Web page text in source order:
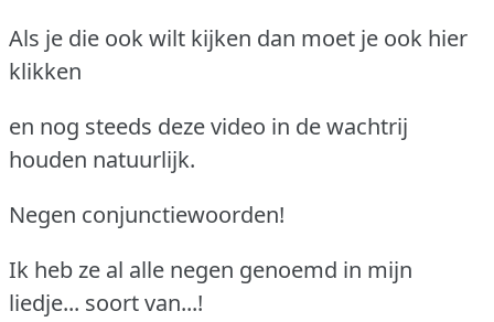
Als je die ook wilt kijken dan moet je ook hier
klikken
en nog steeds deze video in de wachtrij
houden natuurlijk.
Negen conjunctiewoorden!
Ik heb ze al alle negen genoemd in mijn
liedje... soort van...!